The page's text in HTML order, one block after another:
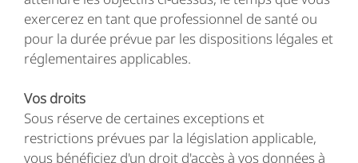
exercerez en tant que professionnel de santé ou
pour la durée prévue par les dispositions légales et
réglementaires applicables.
Vos droits
Sous réserve de certaines exceptions et
restrictions prévues par la législation applicable,
vous bénéficiez d'un droit d'accès à vos données à